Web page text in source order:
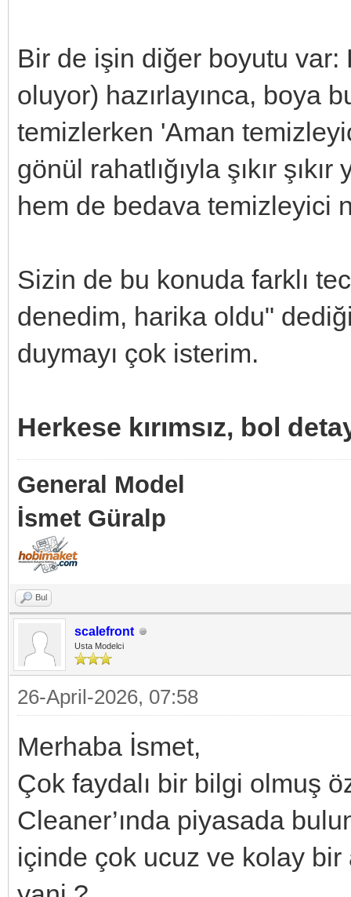
Bir de işin diğer boyutu var:
oluyor) hazırlayınca, boya
temizlerken 'Aman
gönül rahatlığıyla şıkır
hem de bedava temizleyici
Sizin de bu konuda farklı
denedim, harika oldu"
duymayı çok isterim.
Herkese kırımsız, bol
General Model
İsmet Güralp
Bul
scalefront
Usta Modelci
26-April-2026, 07:58
Merhaba İsmet,
Çok faydalı bir bilgi olmuş
Cleaner’ında piyasada
içinde çok ucuz ve kolay